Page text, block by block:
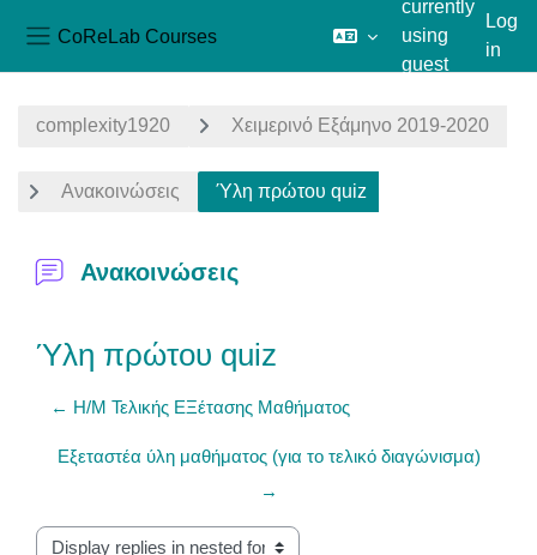
CoReLab Courses
currently
using
guest
Log
in
complexity1920 Χειμερινό Εξάμηνο 2019-2020
Ανακοινώσεις Ύλη πρώτου quiz
Ανακοινώσεις
Ύλη πρώτου quiz
← Η/Μ Τελικής ΕΞέτασης Μαθήματος
Εξεταστέα ύλη μαθήματος (για το τελικό διαγώνισμα)
→
Display mode